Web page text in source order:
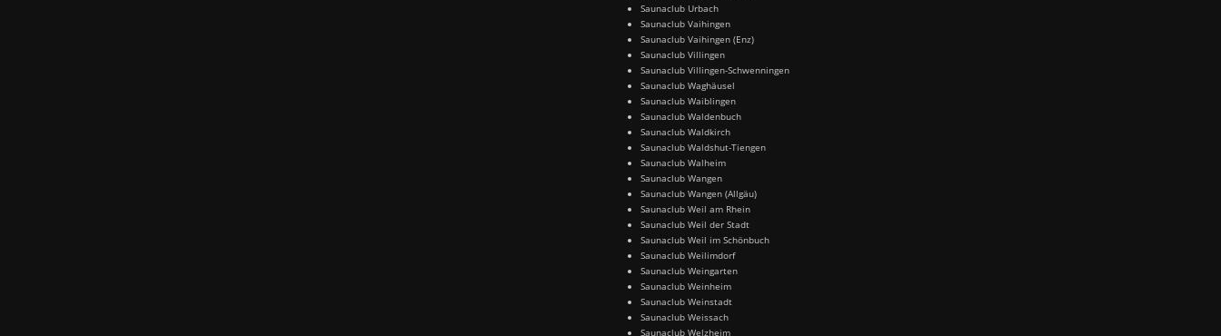
Saunaclub Urbach
Saunaclub Vaihingen
Saunaclub Vaihingen (Enz)
Saunaclub Villingen
Saunaclub Villingen-Schwenningen
Saunaclub Waghäusel
Saunaclub Waiblingen
Saunaclub Waldenbuch
Saunaclub Waldkirch
Saunaclub Waldshut-Tiengen
Saunaclub Walheim
Saunaclub Wangen
Saunaclub Wangen (Allgäu)
Saunaclub Weil am Rhein
Saunaclub Weil der Stadt
Saunaclub Weil im Schönbuch
Saunaclub Weilimdorf
Saunaclub Weingarten
Saunaclub Weinheim
Saunaclub Weinstadt
Saunaclub Weissach
Saunaclub Welzheim